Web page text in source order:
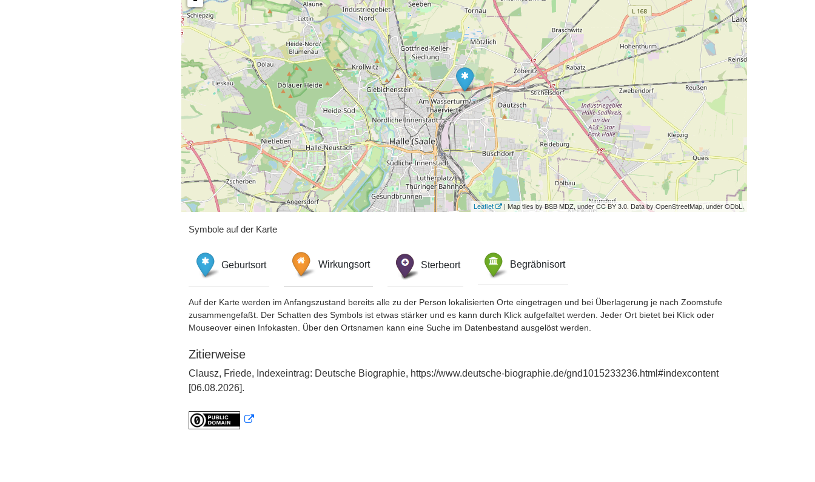
Leaflet | Map tiles by BSB MDZ, under CC BY 3.0. Data by OpenStreetMap, under ODbL.
Symbole auf der Karte
Geburtsort Wirkungsort Sterbeort Begräbnisort
Auf der Karte werden im Anfangszustand bereits alle zu der Person lokalisierten Orte eingetragen und bei Überlagerung je nach Zoomstufe
zusammengefaßt. Der Schatten des Symbols ist etwas stärker und es kann durch Klick aufgefaltet werden. Jeder Ort bietet bei Klick oder
Mouseover einen Infokasten. Über den Ortsnamen kann eine Suche im Datenbestand ausgelöst werden.
Zitierweise
Clausz, Friede, Indexeintrag: Deutsche Biographie, https://www.deutsche-biographie.de/gnd1015233236.html#indexcontent
[06.08.2026].